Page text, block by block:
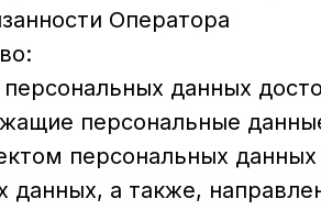
Оператора
данных
персональные
персональных данных
данных, а также,